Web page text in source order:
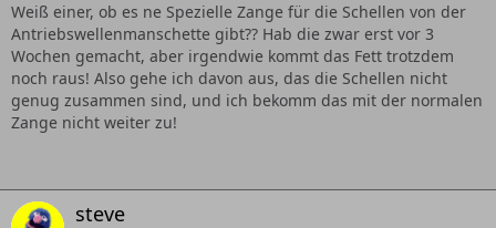
Weiß einer, ob es ne Spezielle Zange für die Schellen von der
Antriebswellenmanschette gibt?? Hab die zwar erst vor 3
Wochen gemacht, aber irgendwie kommt das Fett trotzdem
noch raus! Also gehe ich davon aus, das die Schellen nicht
genug zusammen sind, und ich bekomm das mit der normalen
Zange nicht weiter zu!
steve